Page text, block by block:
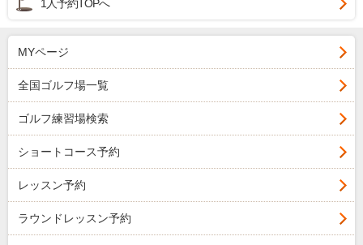
1人予約TOPへ
MYページ
全国ゴルフ場一覧
ゴルフ練習場検索
ショートコース予約
レッスン予約
ラウンドレッスン予約